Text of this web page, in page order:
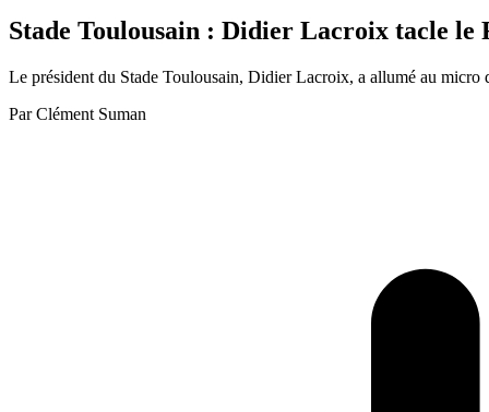
Stade Toulousain : Didier Lacroix tacle le
Le président du Stade Toulousain, Didier Lacroix, a allumé au micro
Par Clément Suman